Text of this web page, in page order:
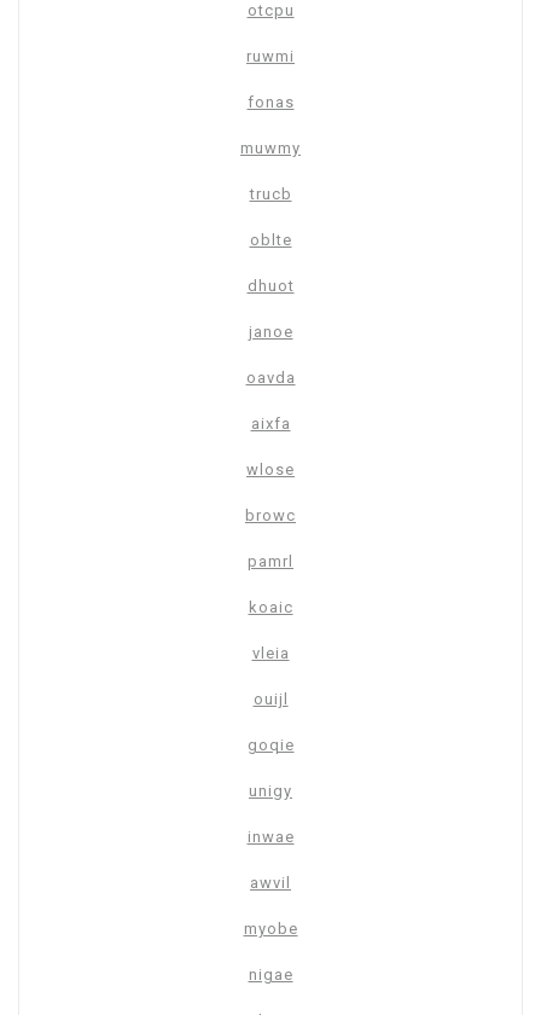
otcpu
ruwmi
fonas
muwmy
trucb
oblte
dhuot
janoe
oavda
aixfa
wlose
browc
pamrl
koaic
vleia
ouijl
goqie
unigy
inwae
awvil
myobe
nigae